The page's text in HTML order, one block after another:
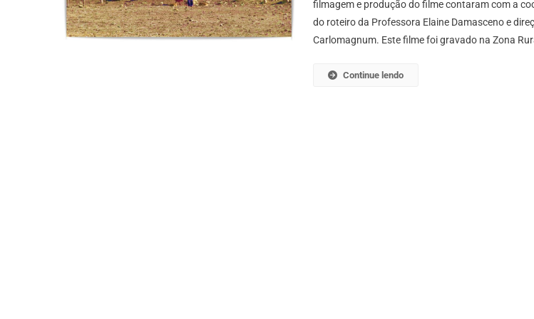
filmagem e produção do filme contaram com a
do roteiro da Professora Elaine Damasceno e
Carlomagnum. Este filme foi gravado na Zona
Continue lendo